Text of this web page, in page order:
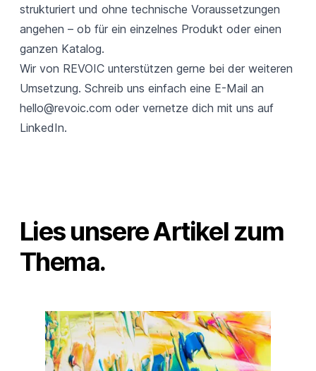
strukturiert und ohne technische Voraussetzungen
angehen – ob für ein einzelnes Produkt oder einen
ganzen Katalog.
Wir von REVOIC unterstützen gerne bei der weiteren
Umsetzung. Schreib uns einfach eine E-Mail an
hello@revoic.com oder vernetze dich mit uns auf
LinkedIn.
Lies unsere Artikel zum
Thema.